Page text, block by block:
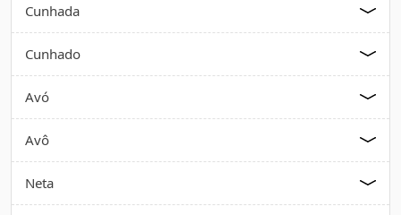
Cunhada
Cunhado
Avó
Avô
Neta